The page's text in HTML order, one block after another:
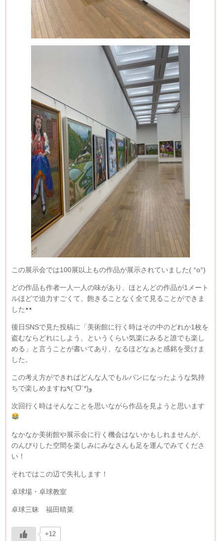
この展示会では100展以上もの作品が展示されていました( °o°)
どの作品も作者一人一人の味があり、ほとんどの作品が1メート
ルほどで迫力すごくて、飽きることなく全て見ることができま
した
後日SNSで見た投稿に「美術館に行く時はその中のどれか1枚を
盗むならどれにしよう、というくらい気楽にみると誰でも楽し
める」と言うことが書いてあり、なるほどなぁと感銘を受けま
した。
この考え方ができればどんな人でもルパンになったような気持
ちで楽しめますね٩(ˊᗜˋ*)و
次回行く時はそんなことを思いながら作品を見ようと思います
なかなか美術館や展示会に行く機会はないかもしれませんが、
のんびりした空間を楽しみにみなさんも足を運んでみてくださ
い！
それではこの辺で失礼します！
卓球場・卓球教室
卓球三昧 福田晴菜
+12